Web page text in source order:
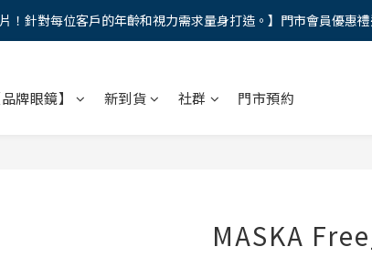
視界品味進階，限時禮遇 9 折無上限，12期分期免手續費。。
片！針對每位客戶的年齡和視力需求量身打造。】門市會員優惠禮
牌眼鏡】 新到貨 社群 門市預約
MASKA